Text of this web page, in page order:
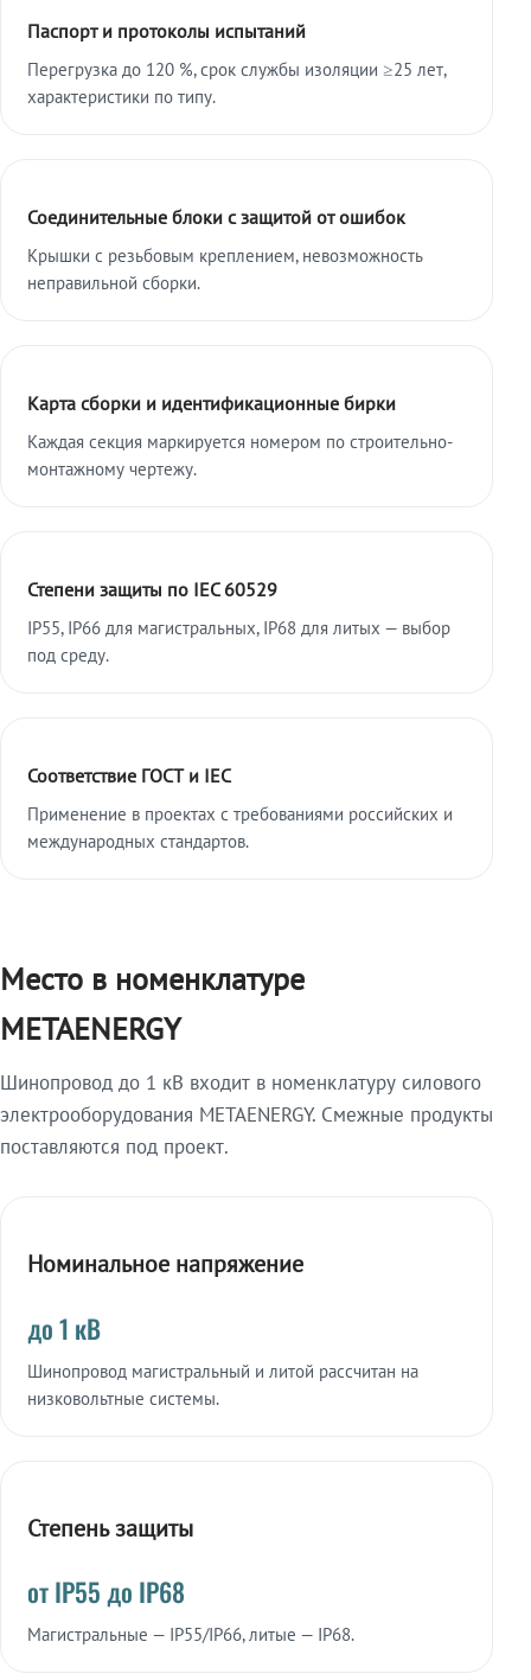
Паспорт и протоколы испытаний
Перегрузка до 120 %, срок службы изоляции ≥25 лет,
характеристики по типу.
Соединительные блоки с защитой от ошибок
Крышки с резьбовым креплением, невозможность
неправильной сборки.
Карта сборки и идентификационные бирки
Каждая секция маркируется номером по строительно-
монтажному чертежу.
Степени защиты по IEC 60529
IP55, IP66 для магистральных, IP68 для литых — выбор
под среду.
Соответствие ГОСТ и IEC
Применение в проектах с требованиями российских и
международных стандартов.
Место в номенклатуре
METAENERGY
Шинопровод до 1 кВ входит в номенклатуру силового
электрооборудования METAENERGY. Смежные продукты
поставляются под проект.
Номинальное напряжение
до 1 кВ
Шинопровод магистральный и литой рассчитан на
низковольтные системы.
Степень защиты
от IP55 до IP68
Магистральные — IP55/IP66, литые — IP68.